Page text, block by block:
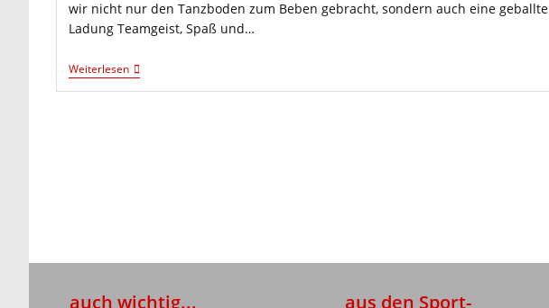
wir nicht nur den Tanzboden zum Beben gebracht, sondern auch eine geballte
Ladung Teamgeist, Spaß und…
WeiterlesenJust
Dance
auch wichtig... aus den Sport-